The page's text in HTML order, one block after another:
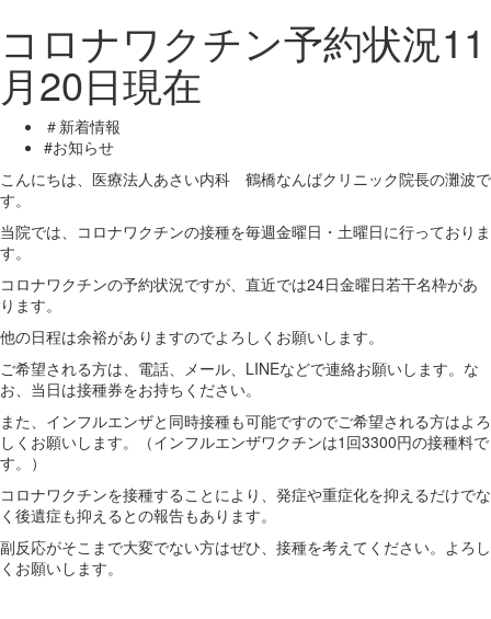
コロナワクチン予約状況11
月20日現在
＃新着情報
#お知らせ
こんにちは、医療法人あさい内科 鶴橋なんばクリニック院長の灘波で
す。
当院では、コロナワクチンの接種を毎週金曜日・土曜日に行っておりま
す。
コロナワクチンの予約状況ですが、直近では24日金曜日若干名枠があ
ります。
他の日程は余裕がありますのでよろしくお願いします。
ご希望される方は、電話、メール、LINEなどで連絡お願いします。な
お、当日は接種券をお持ちください。
また、インフルエンザと同時接種も可能ですのでご希望される方はよろ
しくお願いします。（インフルエンザワクチンは1回3300円の接種料で
す。）
コロナワクチンを接種することにより、発症や重症化を抑えるだけでな
く後遺症も抑えるとの報告もあります。
副反応がそこまで大変でない方はぜひ、接種を考えてください。よろし
くお願いします。